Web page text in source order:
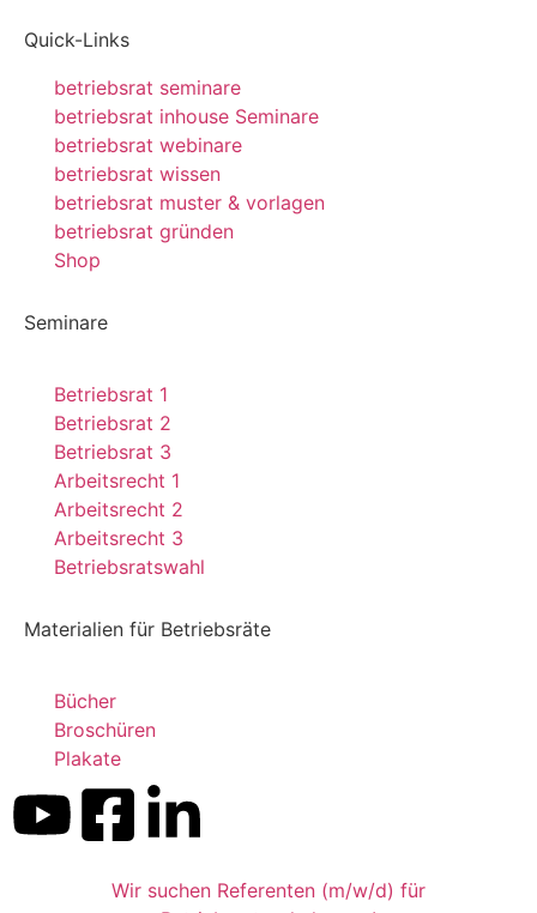
Quick-Links
betriebsrat seminare
betriebsrat inhouse Seminare
betriebsrat webinare
betriebsrat wissen
betriebsrat muster & vorlagen
betriebsrat gründen
Shop
Seminare
Betriebsrat 1
Betriebsrat 2
Betriebsrat 3
Arbeitsrecht 1
Arbeitsrecht 2
Arbeitsrecht 3
Betriebsratswahl
Materialien für Betriebsräte
Bücher
Broschüren
Plakate
Wir suchen Referenten (m/w/d) für